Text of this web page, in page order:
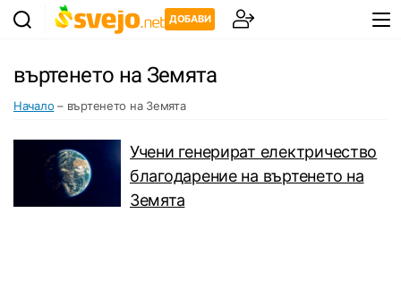
ДОБАВИ
въртенето на Земята
Начало – въртенето на Земята
Учени генерират електричество
благодарение на въртенето на
Земята